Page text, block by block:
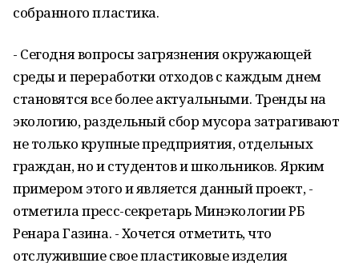
собранного пластика.
- Сегодня вопросы загрязнения окружающей
среды и переработки отходов с каждым днем
становятся все более актуальными. Тренды на
экологию, раздельный сбор мусора затрагивают
не только крупные предприятия, отдельных
граждан, но и студентов и школьников. Ярким
примером этого и является данный проект, -
отметила пресс-секретарь Минэкологии РБ
Ренара Газина. - Хочется отметить, что
отслужившие свое пластиковые изделия